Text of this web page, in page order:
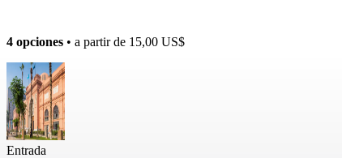
4 opciones • a partir de 15,00 US$
Entrada